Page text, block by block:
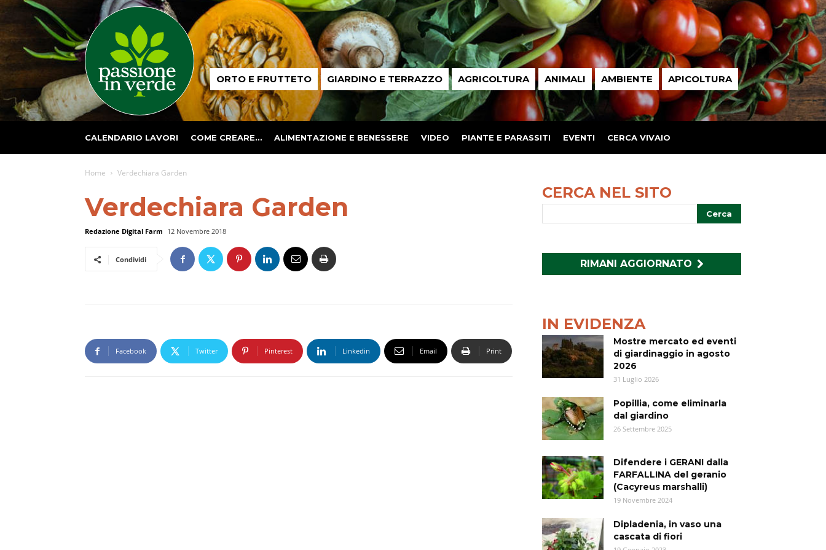
Passione
in ORTO E FRUTTETO GIARDINO E TERRAZZO AGRICOLTURA ANIMALI AMBIENTE APICOLTURA
CALENDARIO LAVORI COME CREARE… ALIMENTAZIONE E BENESSERE VIDEO PIANTE E PARASSITI EVENTI CERCA VIVAIO
Home Verdechiara Garden
Verdechiara Garden
Redazione Digital Farm 12 Novembre 2018
Condividi
Facebook Twitter Pinterest Linkedin Email Print
CERCA NEL SITO
RIMANI AGGIORNATO
IN EVIDENZA
Mostre mercato ed eventi
di giardinaggio in agosto
2026
31 Luglio 2026
Popillia, come eliminarla
dal giardino
26 Settembre 2025
Difendere i GERANI dalla
FARFALLINA del geranio
(Cacyreus marshalli)
19 Novembre 2024
Dipladenia, in vaso una
cascata di fiori